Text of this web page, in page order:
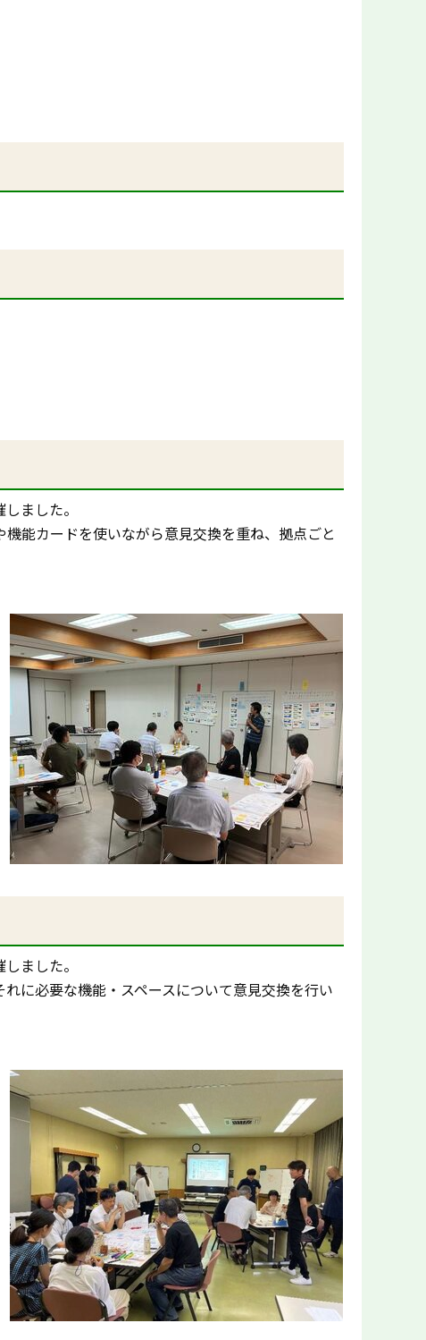
ました。
能カードを使いながら意見交換を重ね、拠点ごと
ました。
に必要な機能・スペースについて意見交換を行い